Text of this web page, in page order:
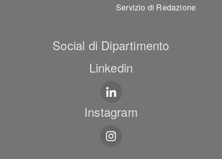
Servizio di Redazione
Social di Dipartimento
Linkedin
Instagram